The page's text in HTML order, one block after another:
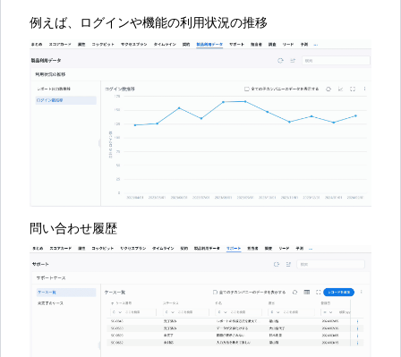
例えば、ログインや機能の利用状況の推移
問い合わせ履歴